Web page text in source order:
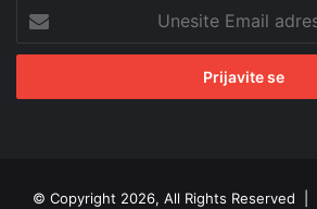
Unesite
Email
adresu
© Copyright 2026, All Rights Reserved |